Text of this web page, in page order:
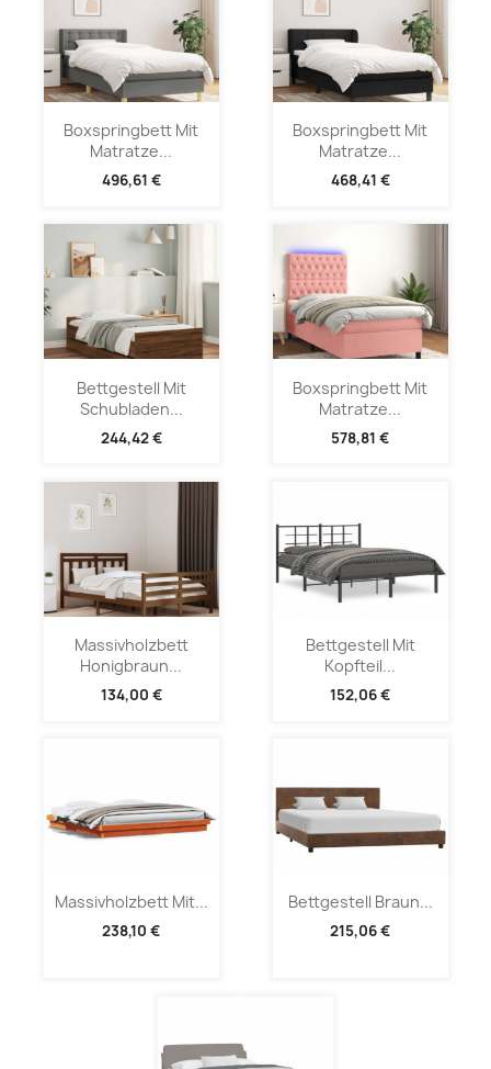
Boxspringbett Mit
Matratze...
496,61 €
Boxspringbett Mit
Matratze...
468,41 €
Bettgestell Mit
Schubladen...
244,42 €
Boxspringbett Mit
Matratze...
578,81 €
Massivholzbett
Honigbraun...
134,00 €
Bettgestell Mit
Kopfteil...
152,06 €
Massivholzbett Mit...
238,10 €
Bettgestell Braun...
215,06 €